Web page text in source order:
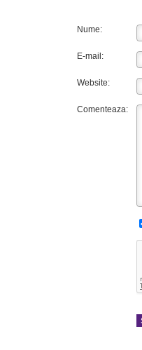
Nume:
E-mail:
Website:
Comenteaza: